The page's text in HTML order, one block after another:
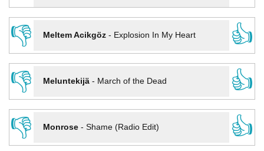
👎
Meltem Acikgöz- Explosion In My Heart
👍
👎
Meluntekijä- March of the Dead
👍
👎
Monrose- Shame (Radio Edit)
👍